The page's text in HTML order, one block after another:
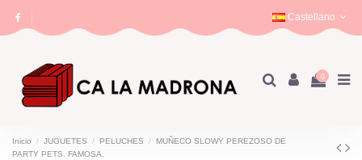
Castellano
0
Inicio JUGUETES PELUCHES
MUÑECO SLOWY PEREZOSO DE
PARTY PETS. FAMOSA.